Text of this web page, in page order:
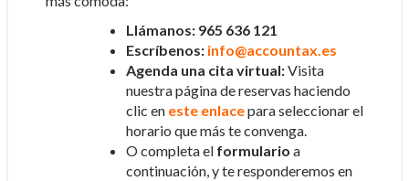
Llámanos: 965 636 121
Escríbenos: info@accountax.es
Agenda una cita virtual:Visita
nuestra página de reservas haciendo
clic en este enlacepara seleccionar el
horario que más te convenga.
O completa el formulario a
continuación, y te responderemos en